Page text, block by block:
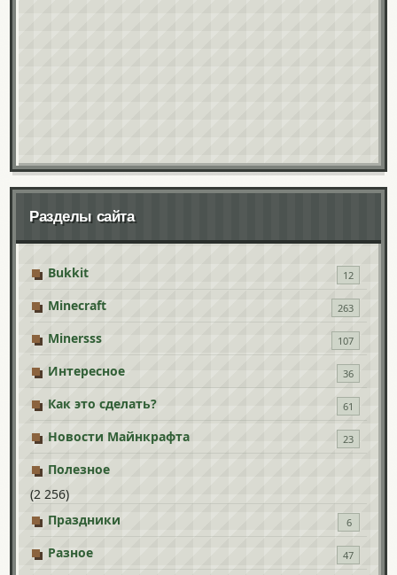
Разделы сайта
Bukkit 12
Minecraft 263
Minersss 107
Интересное 36
Как это сделать? 61
Новости Майнкрафта 23
Полезное
(2 256)
Праздники
6
Разное 47